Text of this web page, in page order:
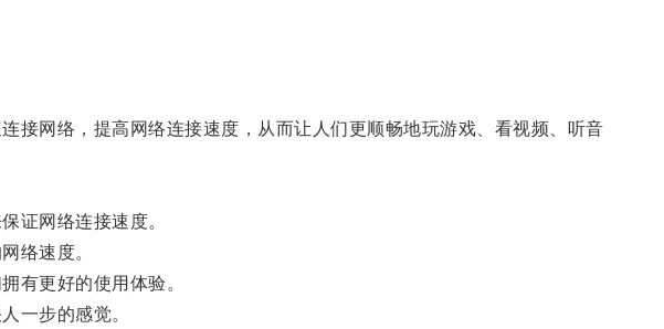
网络，提高网络连接速度，从而让人们更顺畅地玩游戏、看视频、听音
证网络连接速度。
络速度。
有更好的使用体验。
一步的感觉。